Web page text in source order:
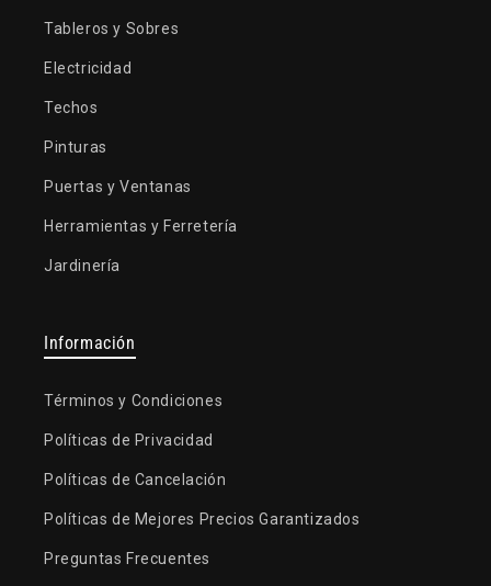
Tableros y Sobres
Electricidad
Techos
Pinturas
Puertas y Ventanas
Herramientas y Ferretería
Jardinería
Información
Términos y Condiciones
Políticas de Privacidad
Políticas de Cancelación
Políticas de Mejores Precios Garantizados
Preguntas Frecuentes